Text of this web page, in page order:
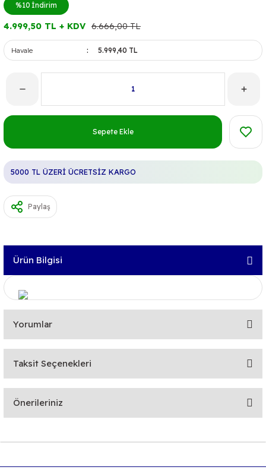
%10 İndirim
4.999,50 TL + KDV 6.666,00 TL
Havale 5.999,40 TL
Sepete Ekle
5000 TL ÜZERİ ÜCRETSİZ KARGO
Paylaş
Ürün Bilgisi
Yorumlar
Bu ürüne ilk yorumu siz yapın!
Taksit Seçenekleri
Önerileriniz